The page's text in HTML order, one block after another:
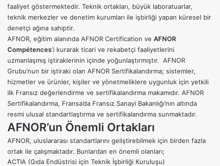
faaliyet göstermektedir. Teknik ortakları, büyük laboratuarlar,
teknik merkezler ve denetim kurumları ile işbirliği yapan küresel bir
denetçi ağına sahiptir.
AFNOR, eğitim alanında AFNOR Certification ve AFNOR
Compétences‘i kurarak ticari ve rekabetçi faaliyetlerini
uzmanlaşmış iştiraklerinin içinde yoğunlaştırmıştır. AFNOR
Grubu’nun bir iştiraki olan AFNOR Sertifikalandırma; sistemler,
hizmetler ve ürünler, kişiler ve yönetmeliklere uygunluk için yetkili
ilk Fransız değerlendirme ve sertifikalandırma makamıdır. AFNOR
Sertifikalandırma, Fransa’da Fransız Sanayi Bakanlığı’nın altında
resmi ulusal standartlaştırma ve sertifikalandırma sunmaktadır.
AFNOR’un Önemli Ortakları
AFNOR, uluslararası standartlarını geliştirebilmek için birden fazla
ortak ile çalışmaktadır. Bunlardan en önemli olanları;
ACTIA (Gıda Endüstrisi için Teknik İşbirliği Kuruluşu)